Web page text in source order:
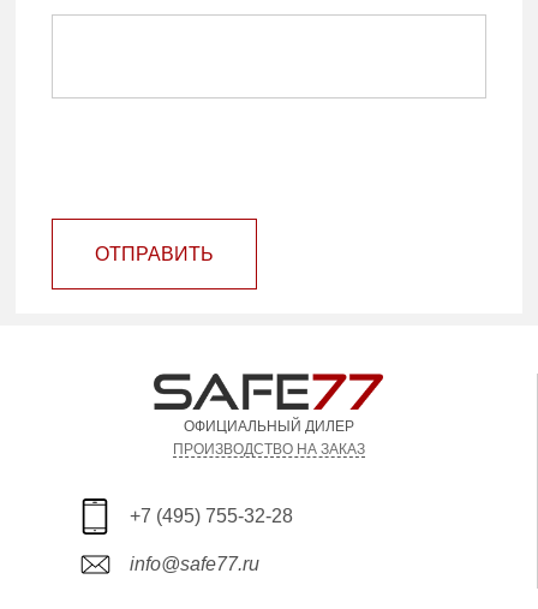
ОТПРАВИТЬ
ОФИЦИАЛЬНЫЙ ДИЛЕР
ПРОИЗВОДСТВО НА ЗАКАЗ
+7 (495) 755-32-28
info@safe77.ru